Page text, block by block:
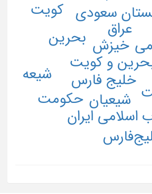
و کويت
خلیج فارس
خيزش
شیعیان
عراق
سعودی
اسلامی ایران
بحرین
حکومت
شیعه
کویت